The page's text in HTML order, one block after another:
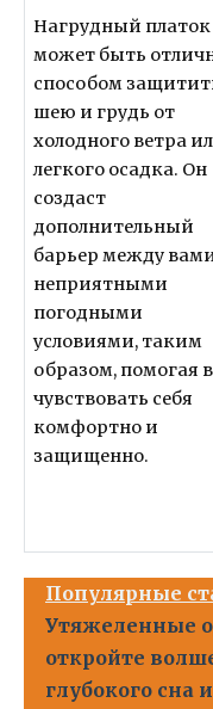
Нагрудный платок
может быть
способом
шею и грудь от
холодного ветра
легкого осадка. Он
создаст
дополнительный
барьер между
неприятными
погодными
условиями, таким
образом, помогая
чувствовать себя
комфортно и
защищенно.
Популярные
Утяжеленные
откройте
глубокого сна